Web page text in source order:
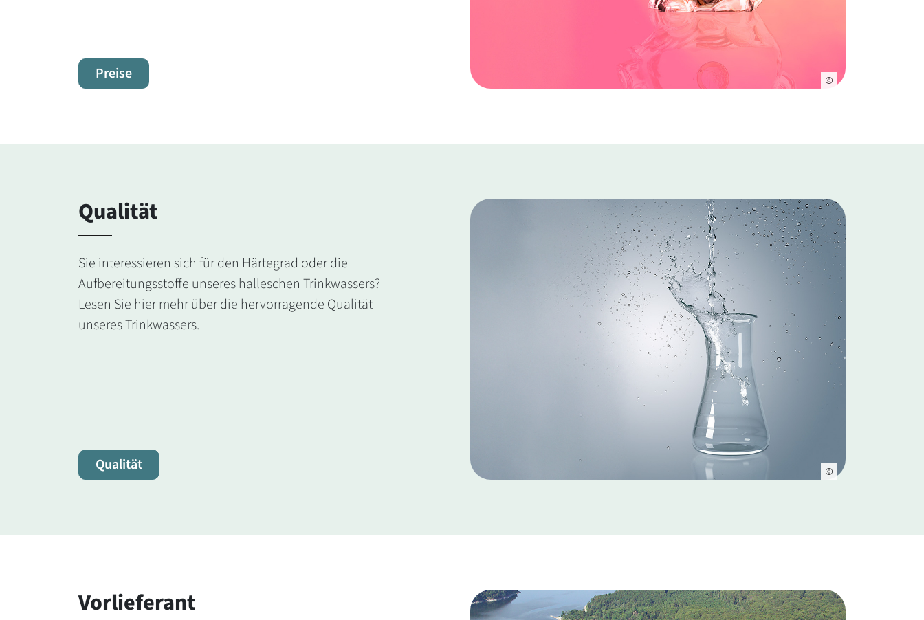
Preise
Qualität
Sie interessieren sich für den Härtegrad oder die
Aufbereitungsstoffe unseres halleschen Trinkwassers?
Lesen Sie hier mehr über die hervorragende Qualität
unseres Trinkwassers.
Qualität
Vorlieferant